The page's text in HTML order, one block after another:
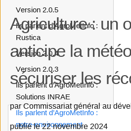
Agriculture : un
anticipe la
sécuriser les
par Commissariat général au
publié le 22 novembre 2024
Version 2.0.5
Ils parlent d’AgroMetInfo :
Rustica
Version 2.0.4
Version 2.0.3
Ils parlent d’AgroMetInfo :
Solutions INRAE
Ils parlent d’AgroMetInfo :
notre-environnement